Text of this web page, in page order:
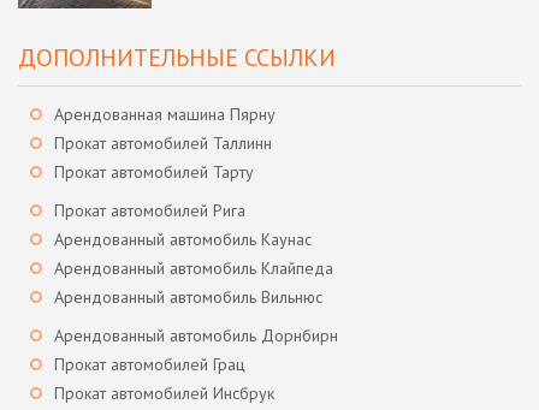
ДОПОЛНИТЕЛЬНЫЕ ССЫЛКИ
Арендованная машина Пярну
Прокат автомобилей Таллинн
Прокат автомобилей Тарту
Прокат автомобилей Рига
Арендованный автомобиль Каунас
Арендованный автомобиль Клайпеда
Арендованный автомобиль Вильнюс
Арендованный автомобиль Дорнбирн
Прокат автомобилей Грац
Прокат автомобилей Инсбрук